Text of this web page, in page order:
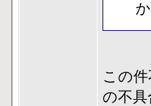
この
の不